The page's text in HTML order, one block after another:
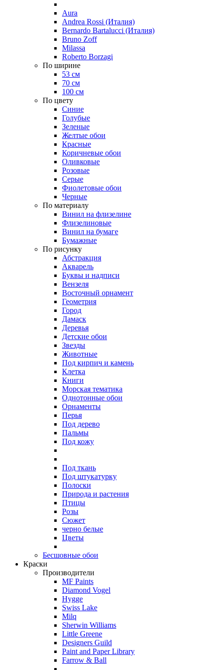
Aura
Andrea Rossi (Италия)
Bernardo Bartalucci (Италия)
Bruno Zoff
Milassa
Roberto Borzagi
По ширине
53 см
70 см
100 см
По цвету
Синие
Голубые
Зеленые
Желтые обои
Красные
Коричневые обои
Оливковые
Розовые
Серые
Фиолетовые обои
Черные
По материалу
Винил на флизелине
Флизелиновые
Винил на бумаге
Бумажные
По рисунку
Абстракция
Акварель
Буквы и надписи
Вензеля
Восточный орнамент
Геометрия
Город
Дамаск
Деревья
Детские обои
Звезды
Животные
Под кирпич и камень
Клетка
Книги
Морская тематика
Однотонные обои
Орнаменты
Перья
Под дерево
Пальмы
Под кожу
Под ткань
Под штукатурку
Полоски
Природа и растения
Птицы
Розы
Сюжет
черно белые
Цветы
Бесшовные обои
Краски
Производители
MF Paints
Diamond Vogel
Hygge
Swiss Lake
Milq
Sherwin Williams
Little Greene
Designers Guild
Paint and Paper Library
Farrow & Ball